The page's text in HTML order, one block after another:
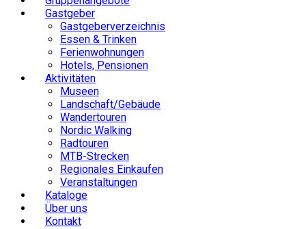
Gastgeber
Gastgeberverzeichnis
Essen & Trinken
Ferienwohnungen
Hotels, Pensionen
Aktivitäten
Museen
Landschaft/Gebäude
Wandertouren
Nordic Walking
Radtouren
MTB-Strecken
Regionales Einkaufen
Veranstaltungen
Kataloge
Über uns
Kontakt